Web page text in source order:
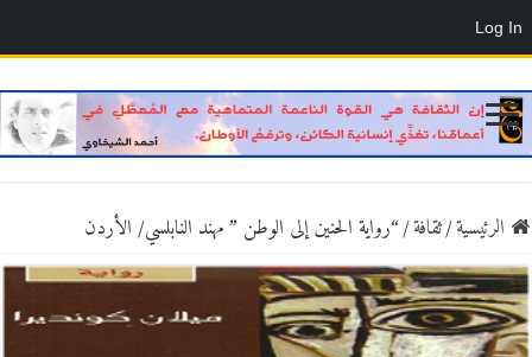
الرئيسية/ثقافة/“رواية الحنين إلى الوطن ” مهند النابلسي/ الأردن
Log In